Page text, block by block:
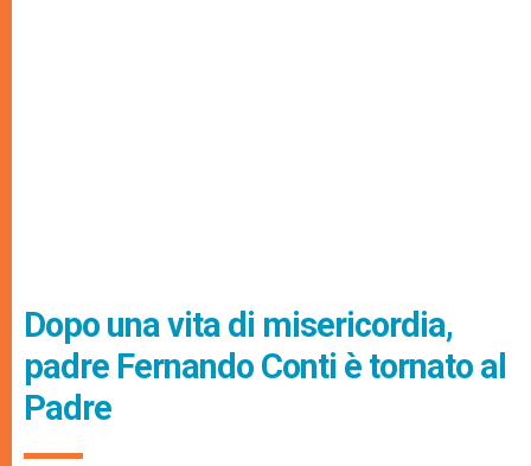
Dopo una vita di misericordia,
padre Fernando Conti è tornato al
Padre